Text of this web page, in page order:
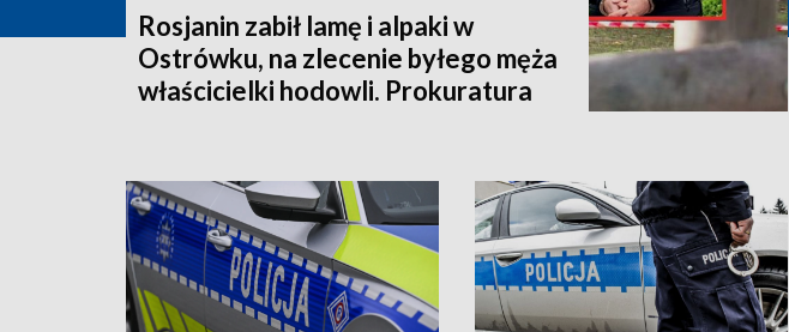
Rosjanin zabił lamę i alpaki w
Ostrówku, na zlecenie byłego męża
właścicielki hodowli. Prokuratura